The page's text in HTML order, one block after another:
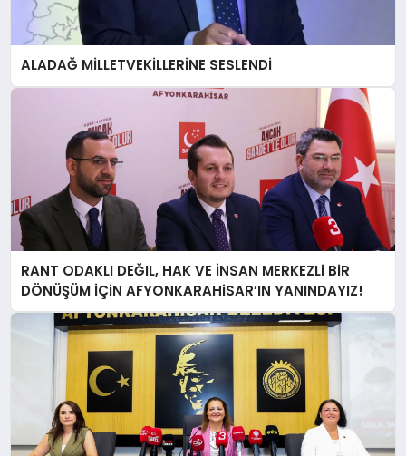
ALADAĞ MİLLETVEKİLLERİNE SESLENDİ
RANT ODAKLI DEĞIL, HAK VE İNSAN MERKEZLi BiR
DÖNÜŞÜM İÇiN AFYONKARAHiSAR’IN YANINDAYIZ!